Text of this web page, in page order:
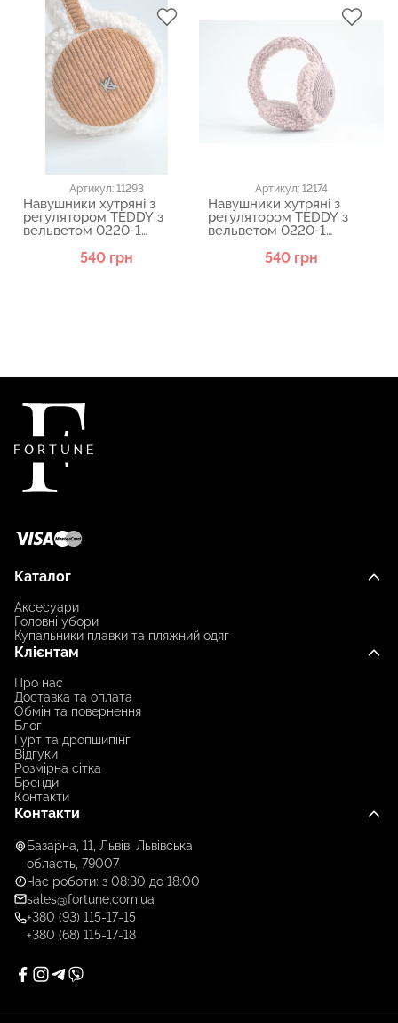
Артикул: 11293
Навушники хутряні з
регулятором TEDDY з
вельветом 0220-1
540 грн
Артикул: 12174
Навушники хутряні з
регулятором TEDDY з
вельветом 0220-1
540 грн
Каталог
Аксесуари
Головні убори
Купальники плавки та пляжний одяг
Клієнтам
Про нас
Доставка та оплата
Обмін та повернення
Блог
Гурт та дропшипінг
Відгуки
Розмірна сітка
Бренди
Контакти
Контакти
Базарна, 11, Львів, Львівська
область, 79007
Час роботи: з 08:30 до 18:00
sales@fortune.com.ua
+380 (93) 115-17-15
+380 (68) 115-17-18